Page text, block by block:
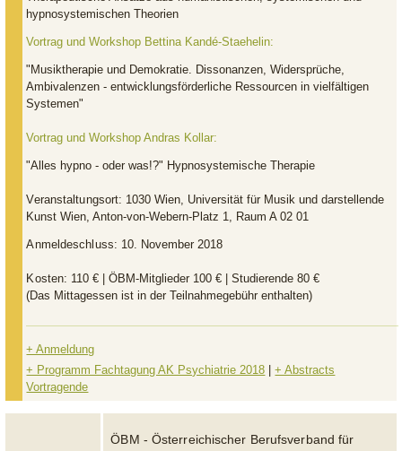
hypnosystemischen Theorien
Vortrag und Workshop Bettina Kandé-Staehelin:
"Musiktherapie und Demokratie. Dissonanzen, Widersprüche,
Ambivalenzen - entwicklungsförderliche Ressourcen in vielfältigen
Systemen"
Vortrag und Workshop Andras Kollar:
"Alles hypno - oder was!?" Hypnosystemische Therapie
Veranstaltungsort: 1030 Wien, Universität für Musik und darstellende
Kunst Wien, Anton-von-Webern-Platz 1, Raum A 02 01
Anmeldeschluss: 10. November 2018
Kosten: 110 € | ÖBM-Mitglieder 100 € | Studierende 80 €
(Das Mittagessen ist in der Teilnahmegebühr enthalten)
+ Anmeldung
+ Programm Fachtagung AK Psychiatrie 2018 |+ Abstracts
Vortragende
ÖBM - Österreichischer Berufsverband für